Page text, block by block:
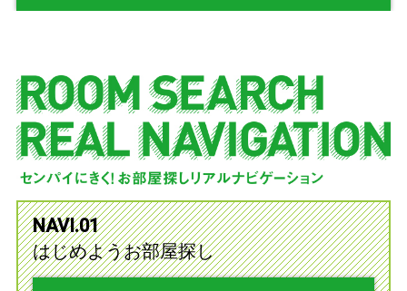
NAVI.01
はじめようお部屋探し